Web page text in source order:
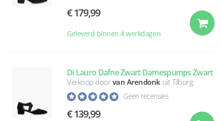
179,99
Geleverd binnen 4 werkdagen
Di Lauro Dafne Zwart Damespumps Zwart
Verkoop doorvan Arendonk uit Tilburg
Geen recensies
139,99